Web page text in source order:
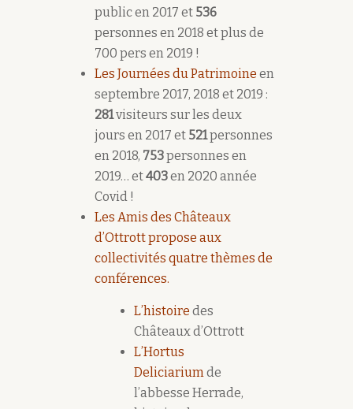
public en 2017 et 536
personnes en 2018 et plus de
700 pers en 2019 !
Les Journées du Patrimoine en
septembre 2017, 2018 et 2019 :
281visiteurs sur les deux
jours en 2017 et 521personnes
en 2018, 753personnes en
2019… et403en 2020 année
Covid !
Les Amis des Châteaux
d’Ottrott propose aux
collectivités quatre thèmes de
conférences.
L’histoire des
Châteaux d’Ottrott
L’Hortus
Deliciariumde
l’abbesse Herrade,